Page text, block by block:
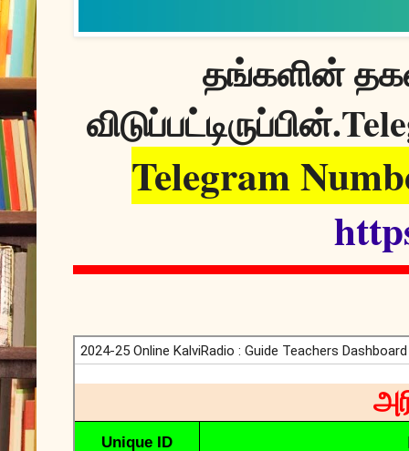
தங்களின்
விடுப்பட்டிருப்பின்.
Telegram